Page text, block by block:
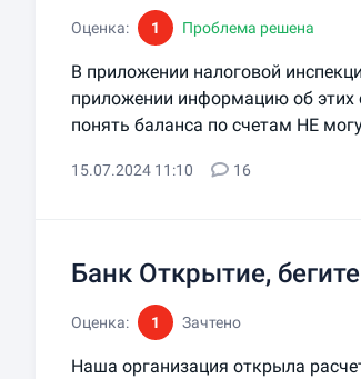
Оценка: 1 Проблема решена
В приложении налоговой
приложении информацию об этих
понять баланса по счетам НЕ
15.07.2024 11:10 16
Банк Открытие,
Оценка: 1 Зачтено
Наша организация открыла